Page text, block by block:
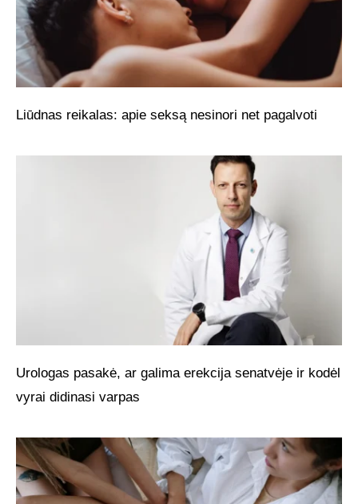
Liūdnas reikalas: apie seksą nesinori net pagalvoti
Urologas pasakė, ar galima erekcija senatvėje ir kodėl
vyrai didinasi varpas